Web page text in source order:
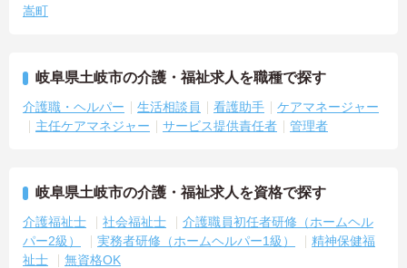
嵩町
岐阜県土岐市の介護・福祉求人を職種で探す
介護職・ヘルパー 生活相談員 看護助手
ケアマネージャー
主任ケアマネジャー
サービス提供責任者 管理者
岐阜県土岐市の介護・福祉求人を資格で探す
介護福祉士 社会福祉士
介護職員初任者研修（ホームヘル
パー2級）
実務者研修（ホームヘルパー1級）
精神保健福
祉士
無資格OK